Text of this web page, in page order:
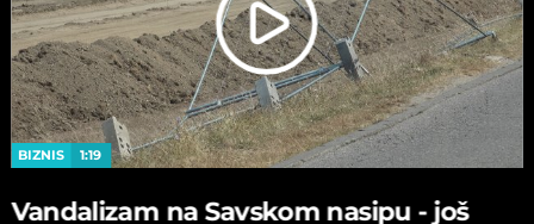
BIZNIS 1:19
Vandalizam na Savskom nasipu - јoš